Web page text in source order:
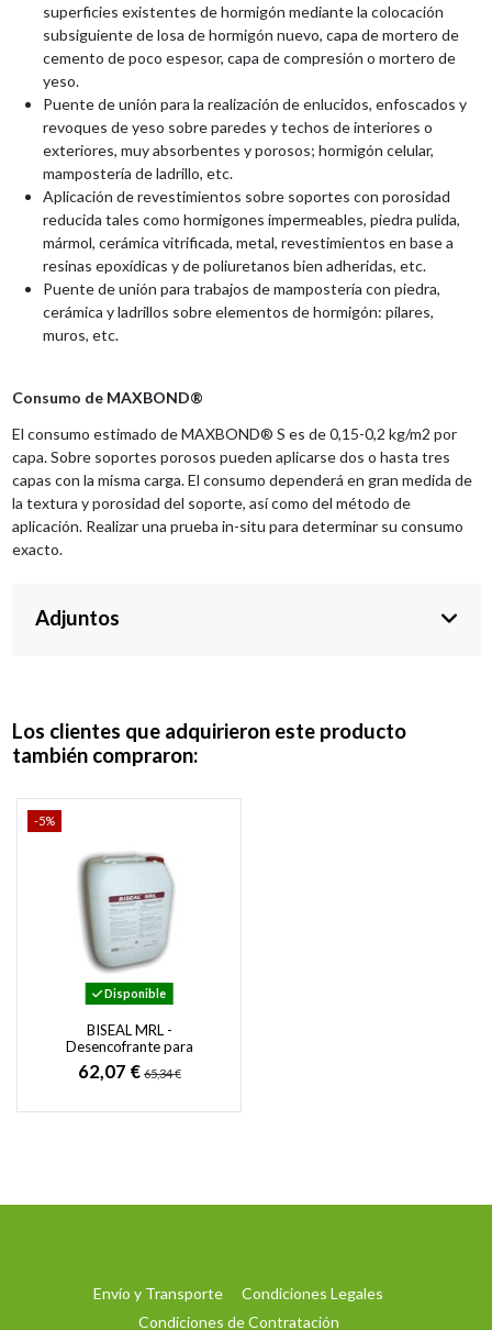
superficies existentes de hormigón mediante la colocación
subsiguiente de losa de hormigón nuevo, capa de mortero de
cemento de poco espesor, capa de compresión o mortero de
yeso.
Puente de unión para la realización de enlucidos, enfoscados y
revoques de yeso sobre paredes y techos de interiores o
exteriores, muy absorbentes y porosos; hormigón celular,
mampostería de ladrillo, etc.
Aplicación de revestimientos sobre soportes con porosidad
reducida tales como hormigones impermeables, piedra pulida,
mármol, cerámica vitrificada, metal, revestimientos en base a
resinas epoxídicas y de poliuretanos bien adheridas, etc.
Puente de unión para trabajos de mampostería con piedra,
cerámica y ladrillos sobre elementos de hormigón: pilares,
muros, etc.
Consumo de MAXBOND®
El consumo estimado de MAXBOND® S es de 0,15-0,2 kg/m2 por
capa. Sobre soportes porosos pueden aplicarse dos o hasta tres
capas con la misma carga. El consumo dependerá en gran medida de
la textura y porosidad del soporte, así como del método de
aplicación. Realizar una prueba in-situ para determinar su consumo
exacto.
Adjuntos
Los clientes que adquirieron este producto
también compraron:
-5%
Disponible
BISEAL MRL -
Desencofrante para
Hormigón en Todo Tipo de
Superficies
62,07 € 65,34 €
Envío y Transporte
Condiciones Legales
Condiciones de Contratación